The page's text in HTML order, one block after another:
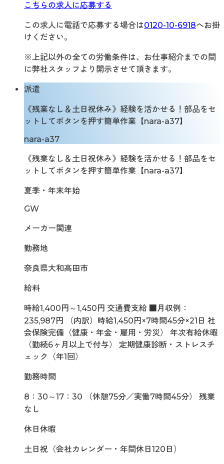
こちらの求人に応募する
この求人に電話で応募する場合は0120-10-6918へお掛
けください。
※上記以外の全ての労働条件は、お仕事紹介までの間
に弊社スタッフより開示させて頂きます。
派遣
《残業なし＆土日祝休み》経験を活かせる！部品をセ
ットしてボタンを押す簡単作業【nara-a37】
nara-a37
《残業なし＆土日祝休み》経験を活かせる！部品をセ
ットしてボタンを押す簡単作業【nara-a37】
夏季・年末年始
GW
メーカー関連
勤務地
奈良県大和高田市
給料
時給1,400円～1,450円 交通費支給 ■月収例：
235,987円 （内訳）時給1,450円×7時間45分×21日 社
会保険完備（健康・年金・雇用・労災） 年次有給休暇
（勤続6ヶ月以上で付与） 定期健康診断・ストレスチ
ェック（年1回）
勤務時間
8：30～17：30 （休憩75分／実働7時間45分） 残業
なし
休日休暇
土日祝（会社カレンダー・年間休日120日）